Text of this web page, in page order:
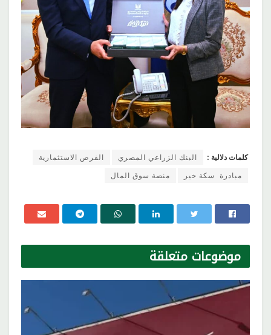
كلمات دلالية : البنك الزراعي المصري
الفرص الاستثمارية
مبادرة سكة خير
منصة سوق المال
موضوعات متعلقة